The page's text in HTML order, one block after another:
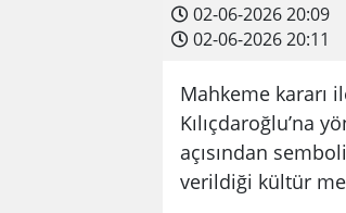
02-06-2026 20:09
02-06-2026 20:11
Mahkeme kararı
Kılıçdaroğlu’na
açısından
verildiği kültür